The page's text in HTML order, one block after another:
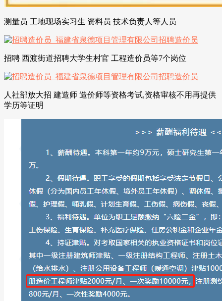
测量员 工地现场实习生 资料员 技术负责人等人员
招聘 西渡街道招聘大学生村官 工程造价员等7个岗位
人社部放大招 建造师 造价师等资格考试,资格审核不用再提供
学历等证明